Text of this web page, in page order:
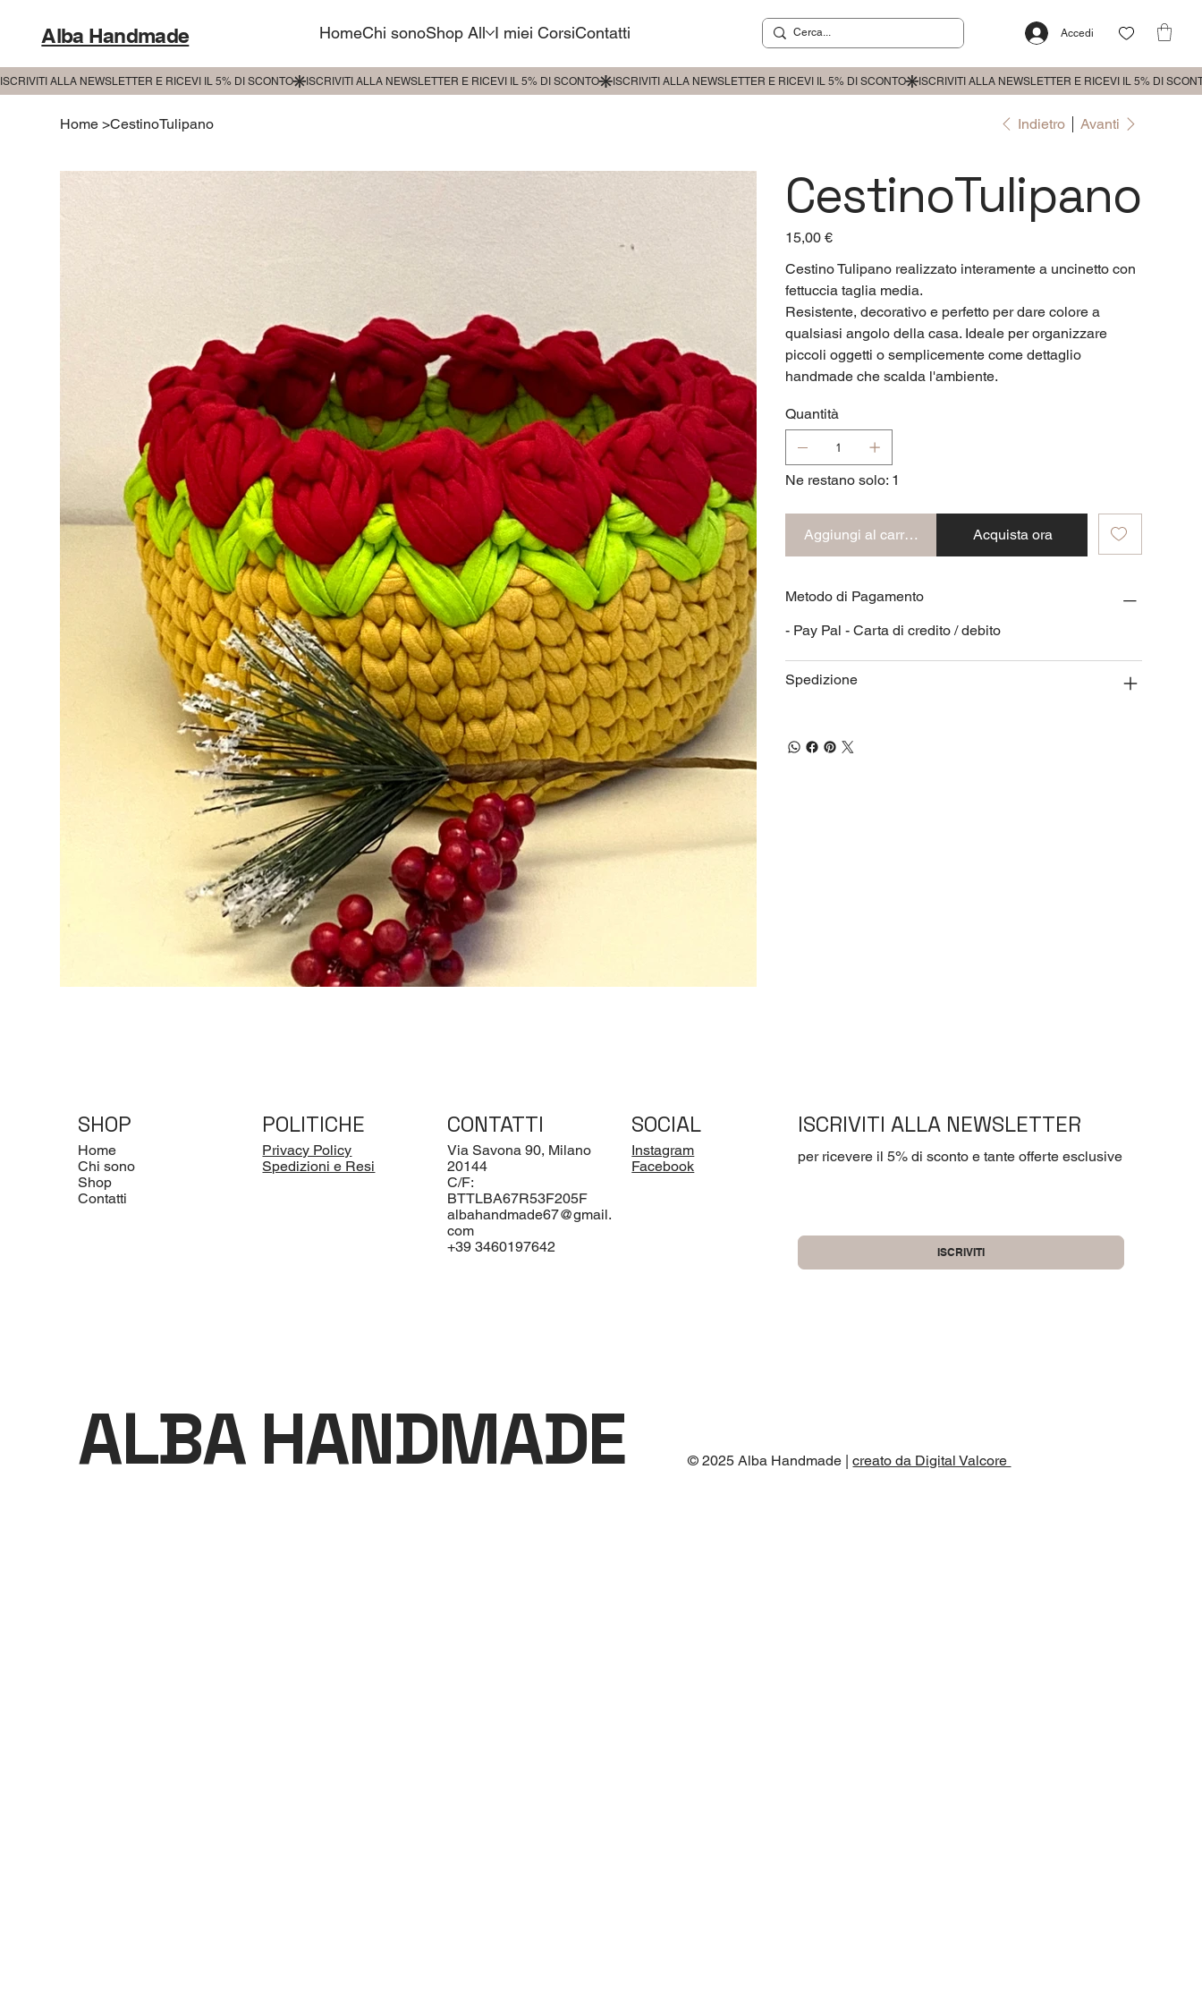
Alba Handmade HomeChi sonoShop All I miei CorsiContatti Accedi
Home >CestinoTulipano Indietro Avanti
CestinoTulipano
Prezzo
15,00 €
Cestino Tulipano realizzato interamente a uncinetto con
fettuccia taglia media.
Resistente, decorativo e perfetto per dare colore a
qualsiasi angolo della casa. Ideale per organizzare
piccoli oggetti o semplicemente come dettaglio
handmade che scalda l'ambiente.
Quantità
Ne restano solo: 1
Aggiungi al carrello Acquista ora
Metodo di Pagamento
- Pay Pal - Carta di credito / debito
Spedizione
SHOP
Home
Chi sono
Shop
Contatti
POLITICHE
Privacy Policy
Spedizioni e Resi
CONTATTI
Via Savona 90, Milano
20144
C/F:
BTTLBA67R53F205F
albahandmade67@gmail.
com
+39 3460197642
SOCIAL
Instagram
Facebook
ISCRIVITI ALLA NEWSLETTER
per ricevere il 5% di sconto e tante offerte esclusive
ISCRIVITI
ALBA HANDMADE © 2025 Alba Handmade |creato da Digital Valcore